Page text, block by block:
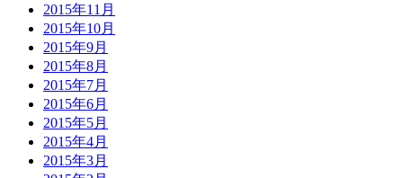
2015年11月
2015年10月
2015年9月
2015年8月
2015年7月
2015年6月
2015年5月
2015年4月
2015年3月